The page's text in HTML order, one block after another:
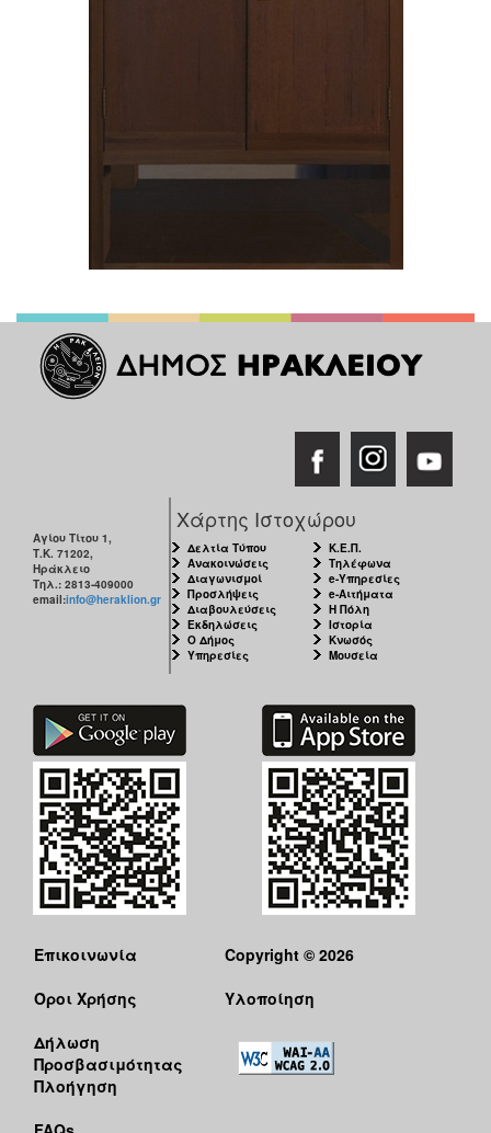
Αγίου Τίτου 1,
Τ.Κ. 71202,
Ηράκλειο
Τηλ.: 2813-409000
email:info@heraklion.gr
Χάρτης Ιστοχώρου
Δελτία Τύπου
Ανακοινώσεις
Διαγωνισμοί
Προσλήψεις
Διαβουλεύσεις
Εκδηλώσεις
Ο Δήμος
Υπηρεσίες
Κ.Ε.Π.
Τηλέφωνα
e-Υπηρεσίες
e-Αιτήματα
Η Πόλη
Ιστορία
Κνωσός
Μουσεία
Επικοινωνία
Όροι Χρήσης
Δήλωση
Προσβασιμότητας
Πλοήγηση
Copyright © 2026
Υλοποίηση